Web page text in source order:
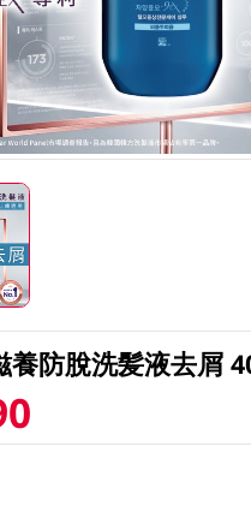
養防脫洗髪液去屑